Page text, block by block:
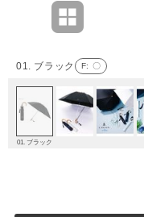
01. ブラック F: 〇
01. ブラック